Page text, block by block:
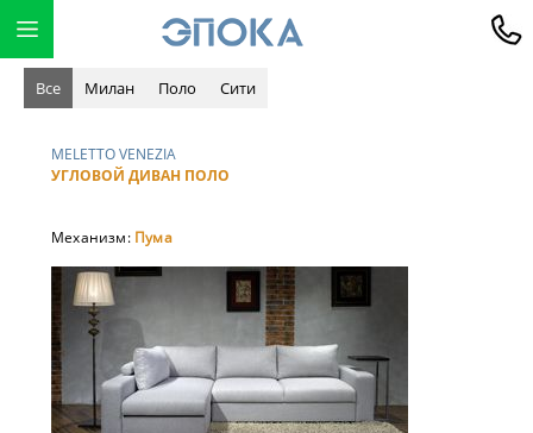
Все Милан Поло Сити
MELETTO VENEZIA
УГЛОВОЙ ДИВАН ПОЛО
Механизм: Пума